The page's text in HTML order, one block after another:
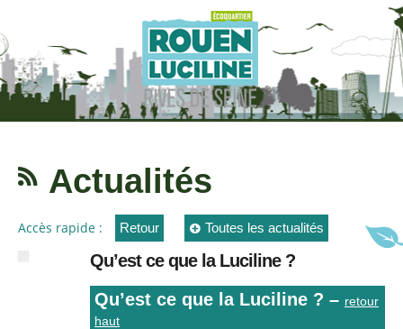
Actualités
Accès rapide : Retour Toutes les actualités
Qu’est ce que la Luciline ?
Qu’est ce que la Luciline ? – retour
haut